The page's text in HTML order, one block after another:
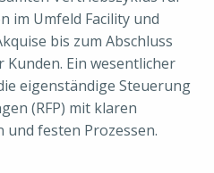
im Umfeld Facility und
bis zum Abschluss
Ein wesentlicher
eigenständige Steuerung
(RFP) mit klaren
festen Prozessen.